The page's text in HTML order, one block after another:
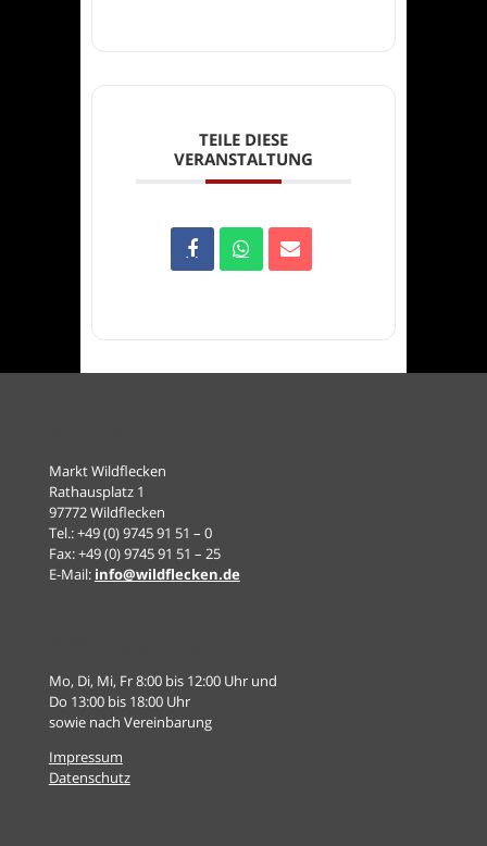
TEILE DIESE
VERANSTALTUNG
Markt Wildflecken
Rathausplatz 1
97772 Wildflecken
Tel.: +49 (0) 9745 91 51 – 0
Fax: +49 (0) 9745 91 51 – 25
E-Mail: info@wildflecken.de
Mo, Di, Mi, Fr 8:00 bis 12:00 Uhr und
Do 13:00 bis 18:00 Uhr
sowie nach Vereinbarung
Impressum
Datenschutz